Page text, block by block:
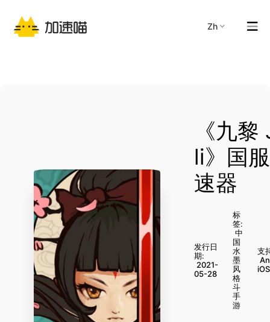
zh
《九
li》国
速器
发行日
期:
2021-
05-28
标
签:
中
国
水
墨
风
格
斗
手
游
支
iOS